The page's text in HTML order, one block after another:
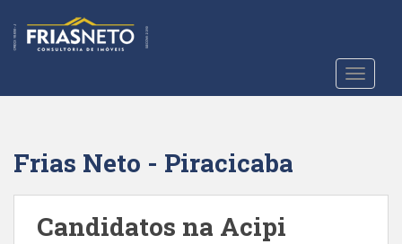
t
Frias Neto - Piracicaba
Candidatos na Acipi